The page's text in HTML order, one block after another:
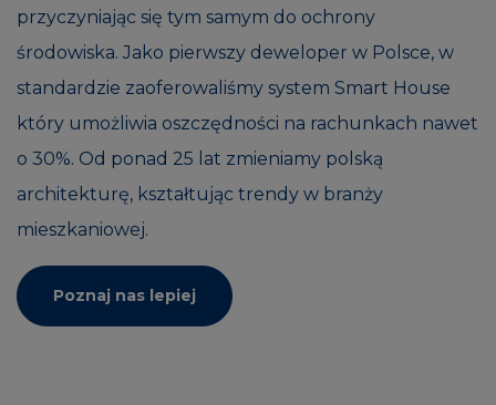
przyczyniając się tym samym do ochrony
środowiska. Jako pierwszy deweloper w Polsce, w
standardzie zaoferowaliśmy system Smart House
który umożliwia oszczędności na rachunkach nawet
o 30%. Od ponad 25 lat zmieniamy polską
architekturę, kształtując trendy w branży
mieszkaniowej.
Poznaj nas lepiej